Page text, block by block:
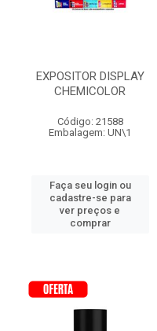
EXPOSITOR DISPLAY
CHEMICOLOR
Código: 21588
Embalagem: UN\1
Faça seu login ou
cadastre-se para
ver preços e
comprar